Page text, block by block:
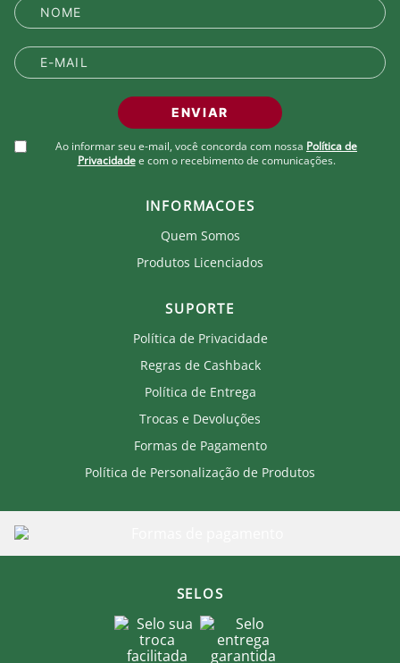
ENVIAR
Ao informar seu e-mail, você concorda com nossa Política de
Privacidade e com o recebimento de comunicações.
INFORMACOES
Quem Somos
Produtos Licenciados
SUPORTE
Política de Privacidade
Regras de Cashback
Política de Entrega
Trocas e Devoluções
Formas de Pagamento
Política de Personalização de Produtos
SELOS